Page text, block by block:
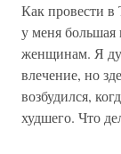
Как провести в
у меня большая
женщинам. Я
влечение, но
возбудился,
худшего. Что